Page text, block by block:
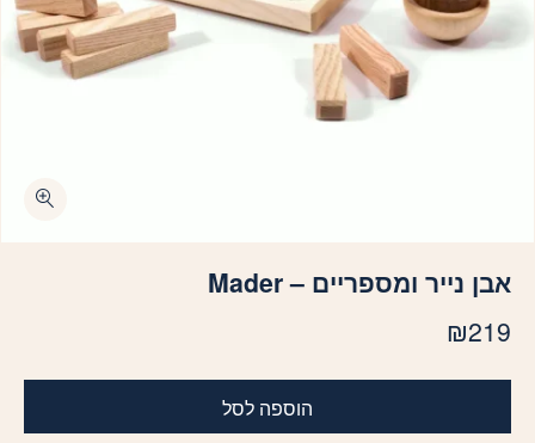
אבן נייר ומספריים – Mader
₪219
הוספה לסל